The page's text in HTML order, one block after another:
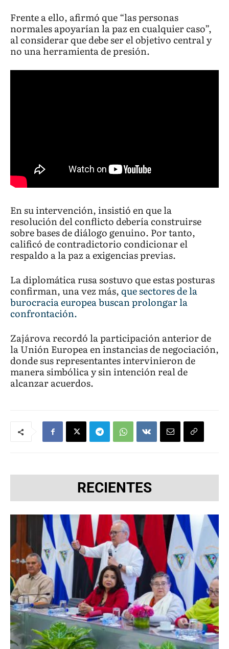
Frente a ello, afirmó que “las personas
normales apoyarían la paz en cualquier caso”,
al considerar que debe ser el objetivo central y
no una herramienta de presión.
En su intervención, insistió en que la
resolución del conflicto debería construirse
sobre bases de diálogo genuino. Por tanto,
calificó de contradictorio condicionar el
respaldo a la paz a exigencias previas.
La diplomática rusa sostuvo que estas posturas
confirman, una vez más,que sectores de la
burocracia europea buscan prolongar la
confrontación.
Zajárova recordó la participación anterior de
la Unión Europea en instancias de negociación,
donde sus representantes intervinieron de
manera simbólica y sin intención real de
alcanzar acuerdos.
RECIENTES